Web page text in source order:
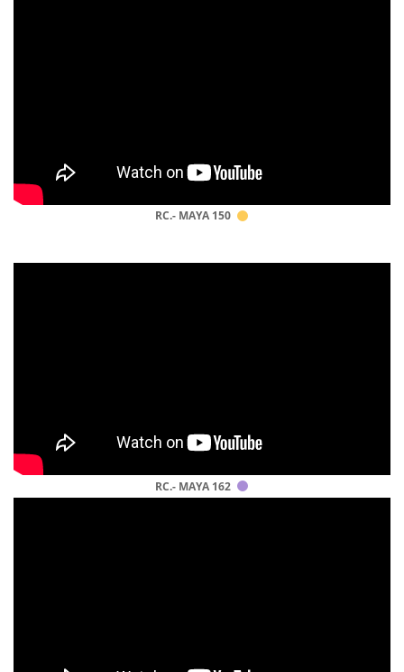
RC.- MAYA 150
RC.- MAYA 162